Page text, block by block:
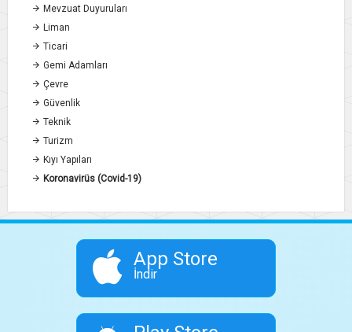
Mevzuat Duyuruları
Liman
Ticari
Gemi Adamları
Çevre
Güvenlik
Teknik
Turizm
Kıyı Yapıları
Koronavirüs (Covid-19)
App Store
İndir